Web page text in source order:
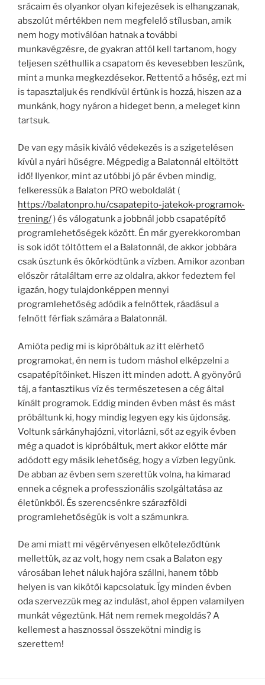
srácaim és olyankor olyan kifejezések is elhangzanak,
abszolút mértékben nem megfelelő stílusban, amik
nem hogy motiválóan hatnak a további
munkavégzésre, de gyakran attól kell tartanom, hogy
teljesen széthullik a csapatom és kevesebben leszünk,
mint a munka megkezdésekor. Rettentő a hőség, ezt mi
is tapasztaljuk és rendkívül értünk is hozzá, hiszen az a
munkánk, hogy nyáron a hideget benn, a meleget kinn
tartsuk.
De van egy másik kiváló védekezés is a szigetelésen
kívül a nyári hűségre. Mégpedig a Balatonnál eltöltött
idő! Ilyenkor, mint az utóbbi jó pár évben mindig,
felkeressük a Balaton PRO weboldalát (
https://balatonpro.hu/csapatepito-jatekok-programok-
trening/) és válogatunk a jobbnál jobb csapatépítő
programlehetőségek között. Én már gyerekkoromban
is sok időt töltöttem el a Balatonnál, de akkor jobbára
csak úsztunk és ökörködtünk a vízben. Amikor azonban
először rátaláltam erre az oldalra, akkor fedeztem fel
igazán, hogy tulajdonképpen mennyi
programlehetőség adódik a felnőttek, ráadásul a
felnőtt férfiak számára a Balatonnál.
Amióta pedig mi is kipróbáltuk az itt elérhető
programokat, én nem is tudom máshol elképzelni a
csapatépítőinket. Hiszen itt minden adott. A gyönyörű
táj, a fantasztikus víz és természetesen a cég által
kínált programok. Eddig minden évben mást és mást
próbáltunk ki, hogy mindig legyen egy kis újdonság.
Voltunk sárkányhajózni, vitorlázni, sőt az egyik évben
még a quadot is kipróbáltuk, mert akkor előtte már
adódott egy másik lehetőség, hogy a vízben legyünk.
De abban az évben sem szerettük volna, ha kimarad
ennek a cégnek a professzionális szolgáltatása az
életünkből. És szerencsénkre szárazföldi
programlehetőségük is volt a számunkra.
De ami miatt mi végérvényesen elköteleződtünk
mellettük, az az volt, hogy nem csak a Balaton egy
városában lehet náluk hajóra szállni, hanem több
helyen is van kikötői kapcsolatuk. Így minden évben
oda szervezzük meg az indulást, ahol éppen valamilyen
munkát végeztünk. Hát nem remek megoldás? A
kellemest a hasznossal összekötni mindig is
szerettem!